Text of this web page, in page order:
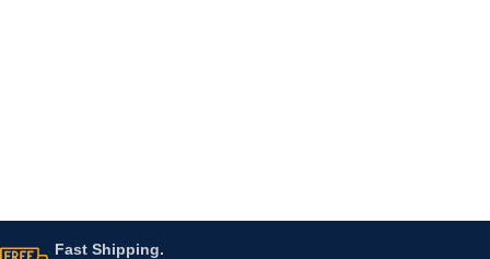
Fast Shipping.